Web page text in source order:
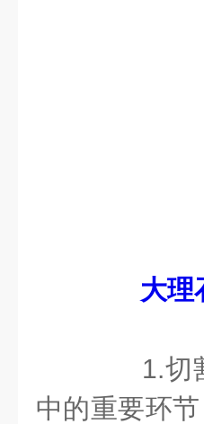
大理
1.切割
中的重要环